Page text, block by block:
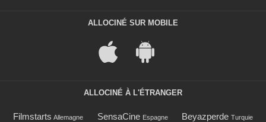
ALLOCINÉ SUR MOBILE
ALLOCINÉ À L'ÉTRANGER
Filmstarts Allemagne SensaCine Espagne Beyazperde Turquie